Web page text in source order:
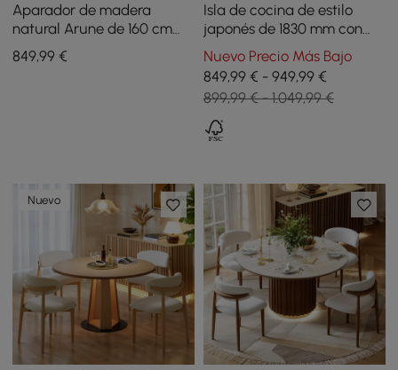
Aparador de madera
natural Arune de 160 cm
con almacenamiento y
luces LED
849,99 €
Isla de cocina de estilo
japonés de 1830 mm con
almacenamiento múltiple y
luz LED
Nuevo Precio Más Bajo
849,99 € - 949,99 €
899,99 € - 1.049,99 €
Nuevo